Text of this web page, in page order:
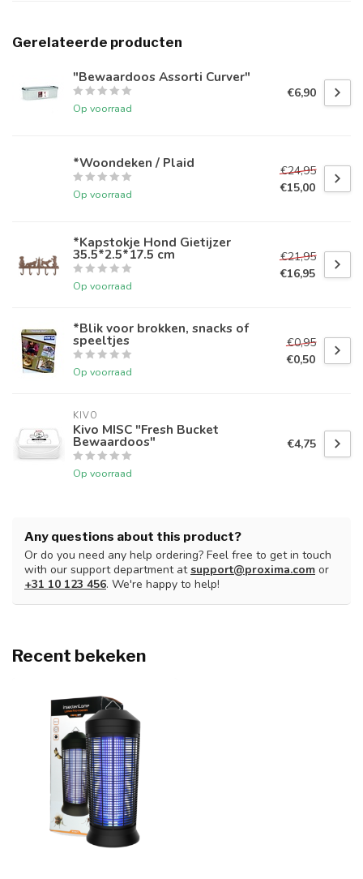
Gerelateerde producten
"Bewaardoos Assorti Curver"
Op voorraad
€6,90
*Woondeken / Plaid
Op voorraad
€24,95
€15,00
*Kapstokje Hond Gietijzer
35.5*2.5*17.5 cm
Op voorraad
€21,95
€16,95
*Blik voor brokken, snacks of
speeltjes
Op voorraad
€0,95
€0,50
KIVO
Kivo MISC "Fresh Bucket
Bewaardoos"
Op voorraad
€4,75
Any questions about this product?
Or do you need any help ordering? Feel free to get in touch
with our support department atsupport@proxima.com or
+31 10 123 456. We're happy to help!
Recent bekeken